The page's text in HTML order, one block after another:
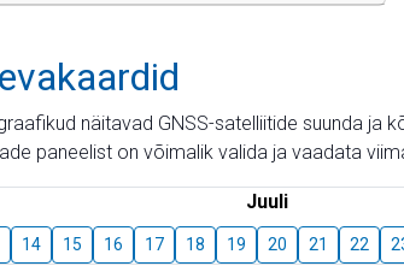
näitavad GNSS-satelliitide suunda ja
paneelist on võimalik valida ja vaadata
Juuli
14 15 16 17 18 19 20 21 22